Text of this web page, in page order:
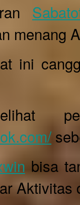
menang
ini
bisa